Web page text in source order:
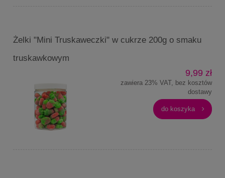
Żelki "Mini Truskaweczki" w cukrze 200g o smaku
truskawkowym
9,99 zł
zawiera 23% VAT, bez kosztów
dostawy
do koszyka